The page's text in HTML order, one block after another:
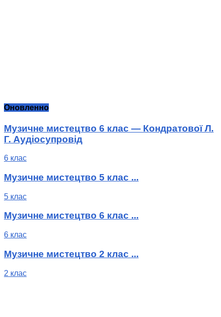
Оновленно
Музичне мистецтво 6 клас — Кондратової Л.
Г. Аудіосупровід
6 клас
Музичне мистецтво 5 клас ...
5 клас
Музичне мистецтво 6 клас ...
6 клас
Музичне мистецтво 2 клас ...
2 клас